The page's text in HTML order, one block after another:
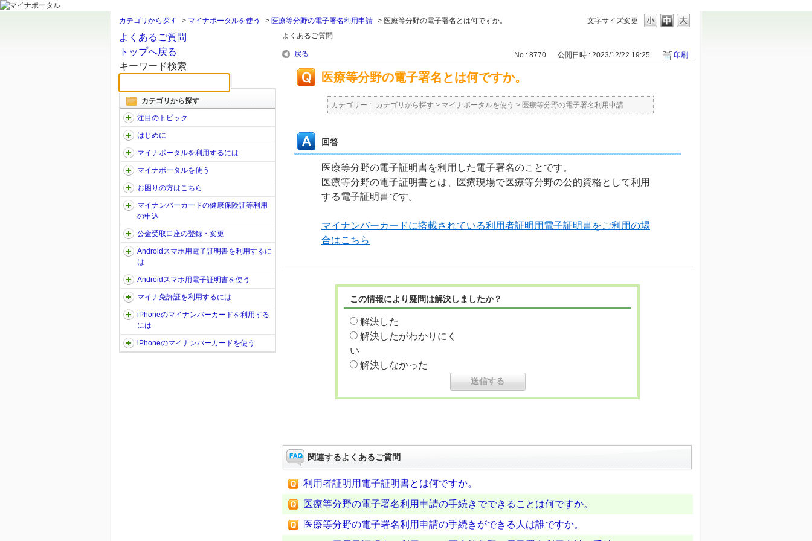
文字サイズ変更
カテゴリから探す > マイナポータルを使う > 医療等分野の電子署名利用申請 > 医療等分野の電子署名とは何ですか。
よくあるご質問
トップへ戻る
キーワード検索
カテゴリから探す
注目のトピック
はじめに
マイナポータルを利用するには
マイナポータルを使う
お困りの方はこちら
マイナンバーカードの健康保険証等利用
の申込
公金受取口座の登録・変更
Androidスマホ用電子証明書を利用するに
は
Androidスマホ用電子証明書を使う
マイナ免許証を利用するには
iPhoneのマイナンバーカードを利用する
には
iPhoneのマイナンバーカードを使う
よくあるご質問
戻る No : 8770 公開日時 : 2023/12/22 19:25 印刷
医療等分野の電子署名とは何ですか。
カテゴリー : カテゴリから探す > マイナポータルを使う > 医療等分野の電子署名利用申請
回答
医療等分野の電子証明書を利用した電子署名のことです。
医療等分野の電子証明書とは、医療現場で医療等分野の公的資格として利用
する電子証明書です。
マイナンバーカードに搭載されている利用者証明用電子証明書をご利用の場
合はこちら
この情報により疑問は解決しましたか？
解決した
解決したがわかりにく
い
解決しなかった
関連するよくあるご質問
利用者証明用電子証明書とは何ですか。
医療等分野の電子署名利用申請の手続きでできることは何ですか。
医療等分野の電子署名利用申請の手続きができる人は誰ですか。